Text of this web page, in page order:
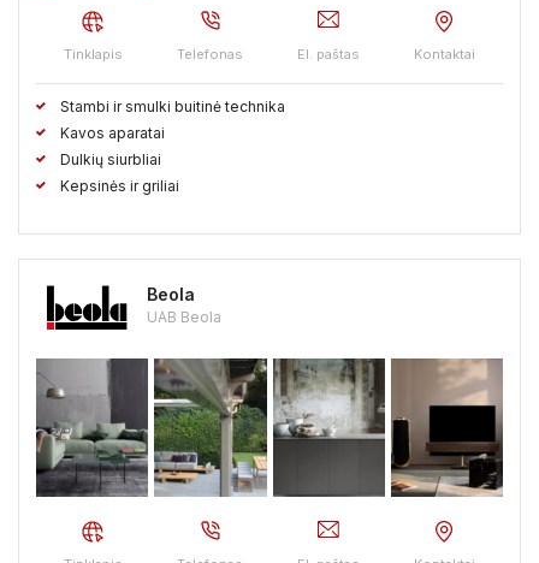
Tinklapis Telefonas El. paštas Kontaktai
Stambi ir smulki buitinė technika
Kavos aparatai
Dulkių siurbliai
Kepsinės ir griliai
Beola
UAB Beola